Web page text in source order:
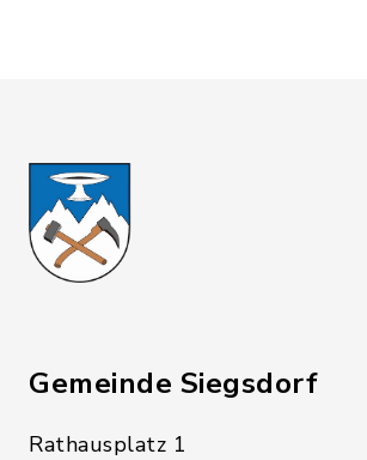
Gemeinde Siegsdorf
Rathausplatz 1